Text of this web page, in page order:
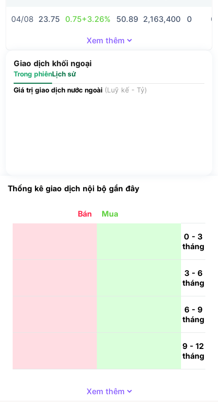
04/08 23.75 0.75+3.26% 50.89 2,163,400 0 0
Xem thêm
Giao dịch khối ngoại
Trong phiênLịch sử
Giá trị giao dịch nước ngoài (Luỹ kế - Tỷ)
Thống kê giao dịch nội bộ gần đây
Bán Mua
0 - 3
tháng
3 - 6
tháng
6 - 9
tháng
9 - 12
tháng
Xem thêm